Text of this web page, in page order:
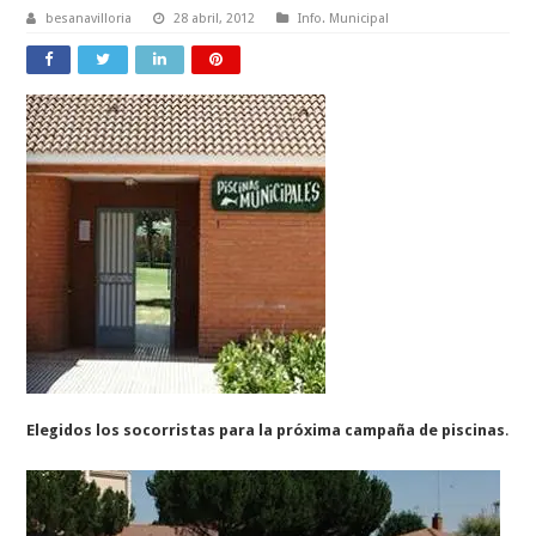
besanavilloria 28 abril, 2012 Info. Municipal
Elegidos los socorristas para la próxima campaña de piscinas.